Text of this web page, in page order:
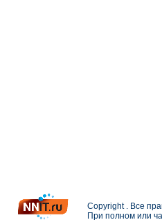
Copyright . Все
При полном или